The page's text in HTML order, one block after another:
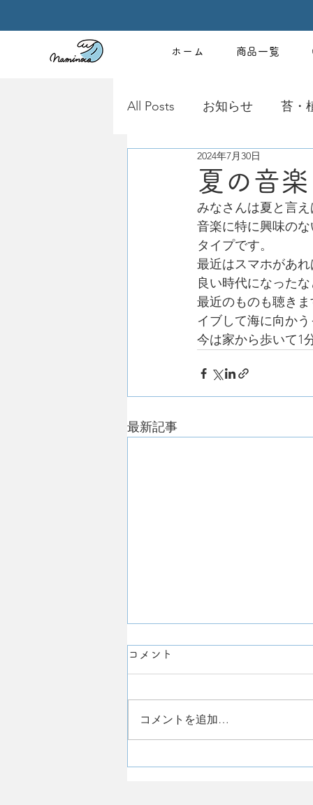
ホーム 商品一覧
All Posts お知らせ 苔・
夏の音楽
2024年7月30日
みなさんは夏と言
音楽に特に興味の
タイプです。
最近はスマホがあ
良い時代になったな
最近のものも聴き
イブして海に向か
今は家から歩いて1
最新記事
ゆずpupu
コメント
コメントを追加…